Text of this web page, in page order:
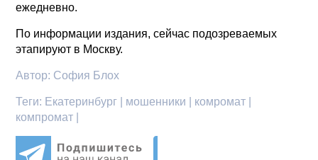
ежедневно.
По информации издания, сейчас подозреваемых
этапируют в Москву.
Автор: София Блох
Теги: Екатеринбург | мошенники | комромат |
компромат |